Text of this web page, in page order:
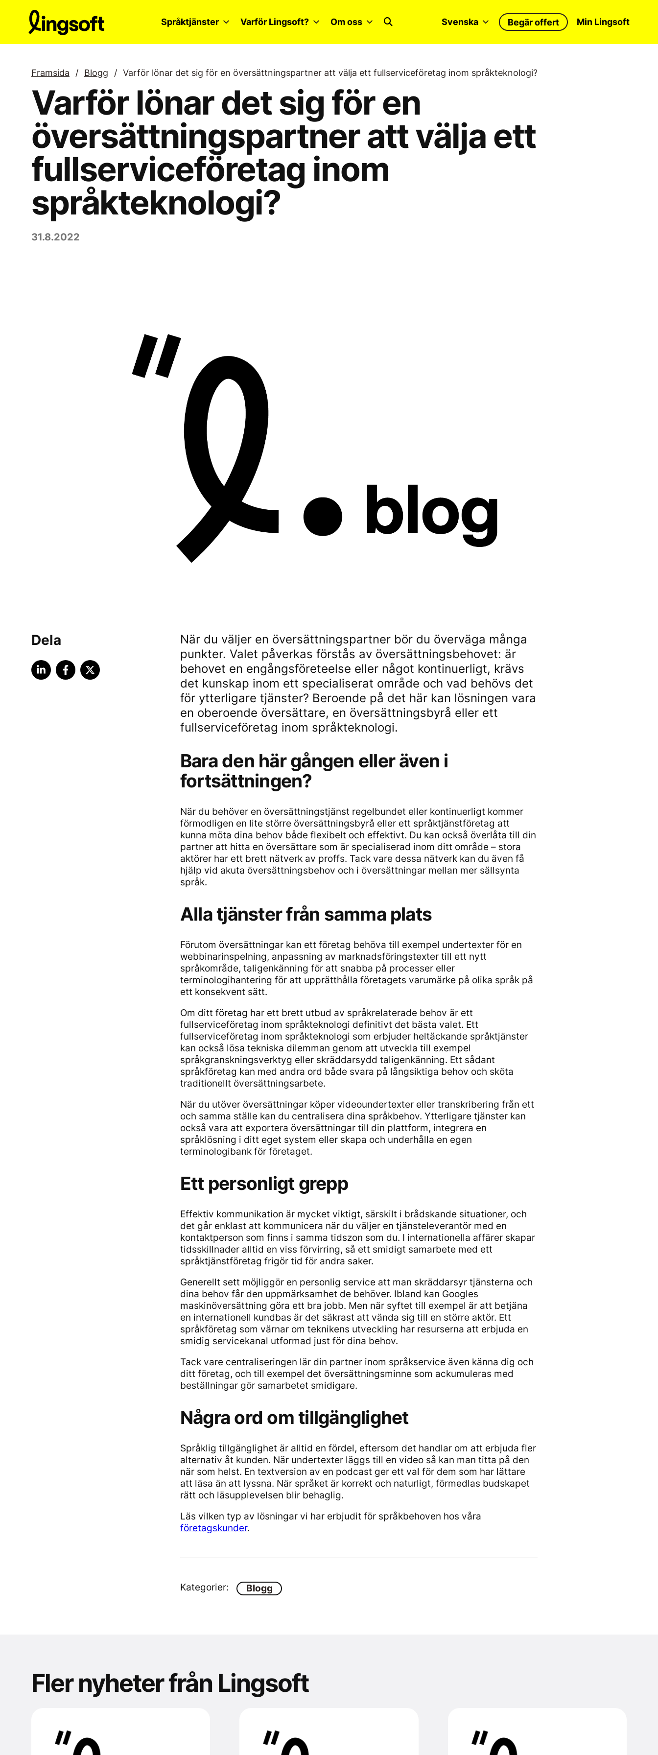
innehållet
Språktjänster Varför Lingsoft? Om oss Min Lingsoft
Begär offert
Svenska
Framsida / Blogg / Varför lönar det sig för en översättningspartner att välja ett fullserviceföretag inom språkteknologi?
Varför lönar det sig för en
översättningspartner att välja ett
fullserviceföretag inom
språkteknologi?
31.8.2022
När du väljer en översättningspartner bör du överväga många
punkter. Valet påverkas förstås av översättningsbehovet: är
behovet en engångsföreteelse eller något kontinuerligt, krävs
det kunskap inom ett specialiserat område och vad behövs det
för ytterligare tjänster? Beroende på det här kan lösningen vara
en oberoende översättare, en översättningsbyrå eller ett
fullserviceföretag inom språkteknologi.
Bara den här gången eller även i
fortsättningen?
När du behöver en översättningstjänst regelbundet eller kontinuerligt kommer
förmodligen en lite större översättningsbyrå eller ett språktjänstföretag att
kunna möta dina behov både flexibelt och effektivt. Du kan också överlåta till din
partner att hitta en översättare som är specialiserad inom ditt område – stora
aktörer har ett brett nätverk av proffs. Tack vare dessa nätverk kan du även få
hjälp vid akuta översättningsbehov och i översättningar mellan mer sällsynta
språk.
Alla tjänster från samma plats
Förutom översättningar kan ett företag behöva till exempel undertexter för en
webbinarinspelning, anpassning av marknadsföringstexter till ett nytt
språkområde, taligenkänning för att snabba på processer eller
terminologihantering för att upprätthålla företagets varumärke på olika språk på
ett konsekvent sätt.
Om ditt företag har ett brett utbud av språkrelaterade behov är ett
fullserviceföretag inom språkteknologi definitivt det bästa valet. Ett
fullserviceföretag inom språkteknologi som erbjuder heltäckande språktjänster
kan också lösa tekniska dilemman genom att utveckla till exempel
språkgranskningsverktyg eller skräddarsydd taligenkänning. Ett sådant
språkföretag kan med andra ord både svara på långsiktiga behov och sköta
traditionellt översättningsarbete.
När du utöver översättningar köper videoundertexter eller transkribering från ett
och samma ställe kan du centralisera dina språkbehov. Ytterligare tjänster kan
också vara att exportera översättningar till din plattform, integrera en
språklösning i ditt eget system eller skapa och underhålla en egen
terminologibank för företaget.
Ett personligt grepp
Effektiv kommunikation är mycket viktigt, särskilt i brådskande situationer, och
det går enklast att kommunicera när du väljer en tjänsteleverantör med en
kontaktperson som finns i samma tidszon som du. I internationella affärer skapar
tidsskillnader alltid en viss förvirring, så ett smidigt samarbete med ett
språktjänstföretag frigör tid för andra saker.
Generellt sett möjliggör en personlig service att man skräddarsyr tjänsterna och
dina behov får den uppmärksamhet de behöver. Ibland kan Googles
maskinöversättning göra ett bra jobb. Men när syftet till exempel är att betjäna
en internationell kundbas är det säkrast att vända sig till en större aktör. Ett
språkföretag som värnar om teknikens utveckling har resurserna att erbjuda en
smidig servicekanal utformad just för dina behov.
Tack vare centraliseringen lär din partner inom språkservice även känna dig och
ditt företag, och till exempel det översättningsminne som ackumuleras med
beställningar gör samarbetet smidigare.
Några ord om tillgänglighet
Språklig tillgänglighet är alltid en fördel, eftersom det handlar om att erbjuda fler
alternativ åt kunden. När undertexter läggs till en video så kan man titta på den
när som helst. En textversion av en podcast ger ett val för dem som har lättare
att läsa än att lyssna. När språket är korrekt och naturligt, förmedlas budskapet
rätt och läsupplevelsen blir behaglig.
Läs vilken typ av lösningar vi har erbjudit för språkbehoven hos våra
företagskunder.
Kategorier: Blogg
Dela
Fler nyheter från Lingsoft